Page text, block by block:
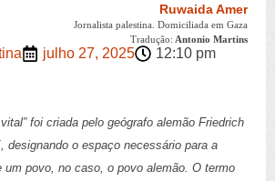
Ruwaida Amer
Jornalista palestina. Domiciliada em Gaza
Tradução: Antonio Martins
julho 27, 2025 12:10 pm
foi criada pelo geógrafo alemão Friedrich
designando o espaço necessário para a
um povo, no caso, o povo alemão. O termo